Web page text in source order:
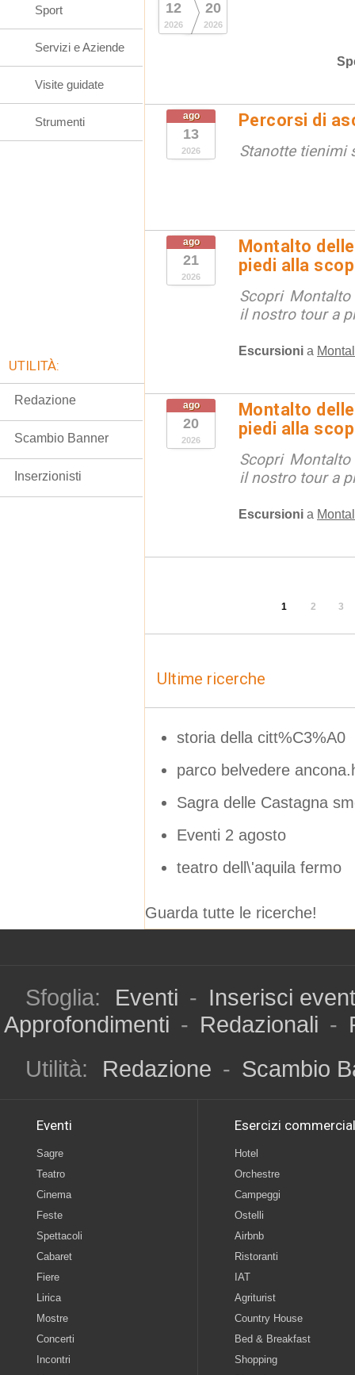
12
2026
20
2026
ago
13
2026
Percorsi di
Stanotte tienimi
ago
21
2026
Montalto
piedi alla
Scopri
il nostro tour a
Escursioni a
ago
20
2026
Montalto
piedi alla
Scopri
il nostro tour a
Escursioni a
1 2 3
Ultime ricerche
storia della citt%C3%A0
parco belvedere
Sagra delle Castagna
Eventi 2 agosto
teatro dell\'aquila fermo
Guarda tutte le ricerche!
Sport
Servizi e Aziende
Visite guidate
Strumenti
UTILITÀ:
Redazione
Scambio Banner
Inserzionisti
Sfoglia: Eventi - Inserisci
Approfondimenti - Redazionali -
Utilità:
Redazione - Scambio
Eventi
Sagre
Teatro
Cinema
Feste
Spettacoli
Cabaret
Fiere
Lirica
Mostre
Concerti
Incontri
Esercizi
Hotel
Orchestre
Campeggi
Ostelli
Airbnb
Ristoranti
IAT
Agriturist
Country House
Bed & Breakfast
Shopping